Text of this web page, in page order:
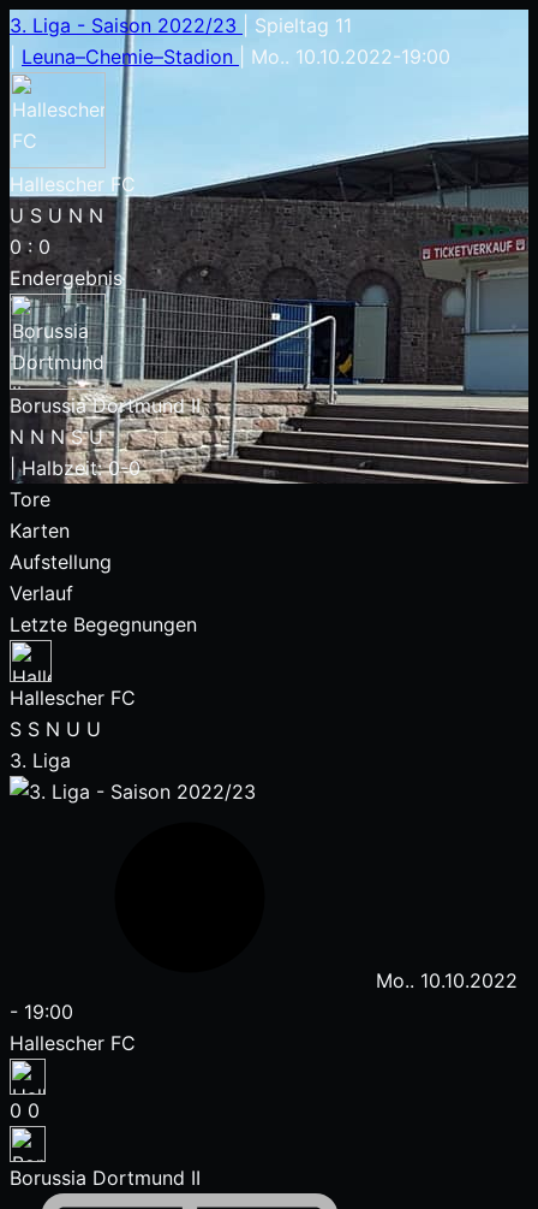
3. Liga - Saison 2022/23
Spieltag 11
Leuna–Chemie–Stadion Mo.. 10.10.2022-19:00
Hallescher FC
US U N N
0 : 0
Endergebnis
Borussia Dortmund II
N NNSU
Halbzeit: 0-0
Tore
Karten
Aufstellung
Verlauf
Letzte Begegnungen
Hallescher FC
S S N U U
3. Liga
Mo.. 10.10.2022
- 19:00
Hallescher FC
0 0
Borussia Dortmund II